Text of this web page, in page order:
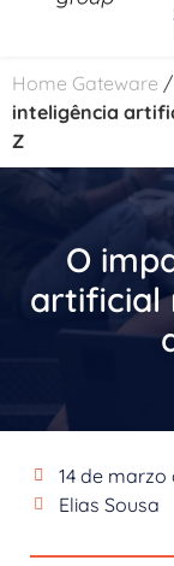
Home Gateware /
inteligência
Z
O
artificial
14 de marzo
Elias Sousa